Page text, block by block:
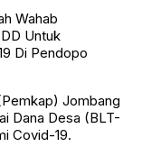
Wahab
Untuk
Di Pendopo
Jombang
Dana Desa (BLT-
Covid-19.